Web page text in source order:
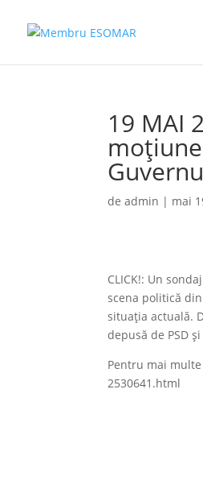
19 MAI
deadmin | mai
CLICK!: Un
scena politică
situația actuală.
depusă de PSD și
Pentru mai
2530641.html